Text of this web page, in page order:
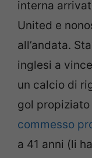
interna
United e
all’andata.
inglesi a
un calcio di
gol propiziato
commesso
a 41 anni (li